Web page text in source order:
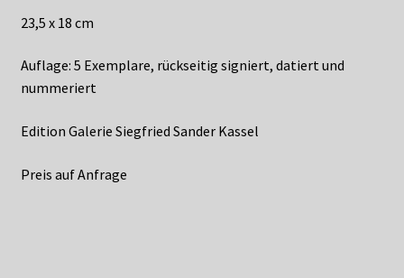
Zahlungsarten
23,5 x 18 cm
Auflage: 5 Exemplare, rückseitig signiert, datiert und
nummeriert
Edition Galerie Siegfried Sander Kassel
Preis auf Anfrage